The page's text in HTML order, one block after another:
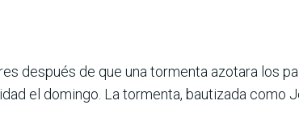
después de que una tormenta azotara los
el domingo. La tormenta, bautizada como